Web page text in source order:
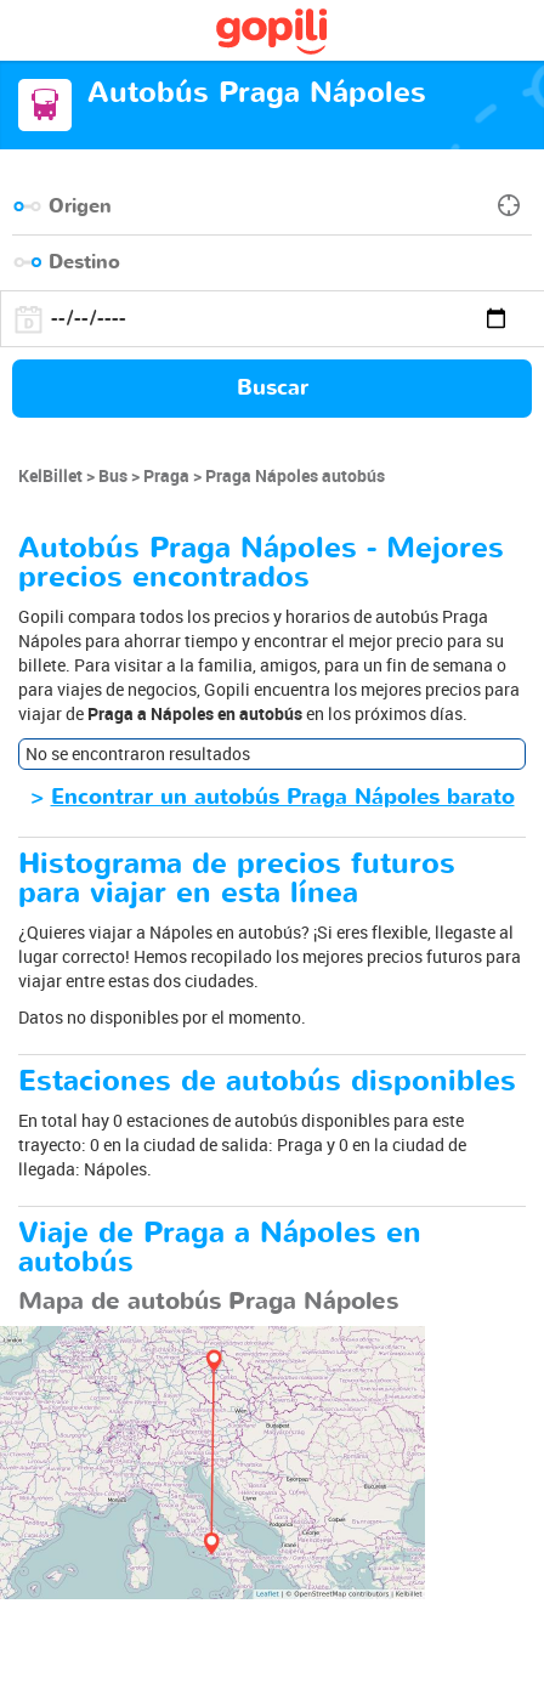
Autobús Praga Nápoles
Buscar
KelBillet Bus Praga Praga Nápoles autobús
Autobús Praga Nápoles - Mejores
precios encontrados
Gopili compara todos los precios y horarios de autobús Praga
Nápoles para ahorrar tiempo y encontrar el mejor precio para su
billete. Para visitar a la familia, amigos, para un fin de semana o
para viajes de negocios, Gopili encuentra los mejores precios para
viajar de Praga a Nápoles en autobúsen los próximos días.
No se encontraron resultados
> Encontrar un autobús Praga Nápoles barato
Histograma de precios futuros
para viajar en esta línea
¿Quieres viajar a Nápoles en autobús? ¡Si eres flexible, llegaste al
lugar correcto! Hemos recopilado los mejores precios futuros para
viajar entre estas dos ciudades.
Datos no disponibles por el momento.
Estaciones de autobús disponibles
En total hay 0 estaciones de autobús disponibles para este
trayecto: 0 en la ciudad de salida: Praga y 0 en la ciudad de
llegada: Nápoles.
Viaje de Praga a Nápoles en
autobús
Mapa de autobús Praga Nápoles